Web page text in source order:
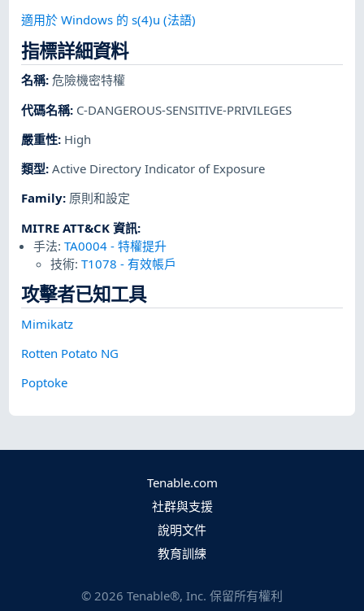
適用於 Windows 的 s(4)u (法語)
指標詳細資料
名稱:危險機密特權
代碼名稱: C-DANGEROUS-SENSITIVE-PRIVILEGES
嚴重性: High
類型:Active Directory Indicator of Exposure
Family: 原則和設定
MITRE ATT&CK 資訊:
手法: TA0004- 特權提升
技術:T1078 -有效帳戶
攻擊者已知工具
Mimikatz
Rotten Potato NG
Poptoke
Tenable.com
社群與支援
說明文件
教育訓練
© 2026 Tenable®, Inc. 保留所有權利